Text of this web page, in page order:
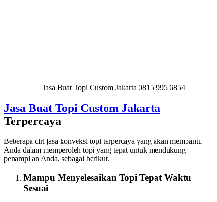
Jasa Buat Topi Custom Jakarta 0815 995 6854
Jasa Buat Topi Custom Jakarta
Terpercaya
Beberapa ciri jasa konveksi topi terpercaya yang akan membantu
Anda dalam memperoleh topi yang tepat untuk mendukung
penampilan Anda, sebagai berikut.
Mampu Menyelesaikan Topi Tepat Waktu
Sesuai